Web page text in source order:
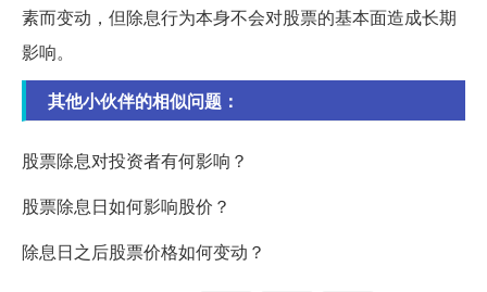
素而变动，但除息行为本身不会对股票的基本面造成长期
影响。
其他小伙伴的相似问题：
股票除息对投资者有何影响？
股票除息日如何影响股价？
除息日之后股票价格如何变动？